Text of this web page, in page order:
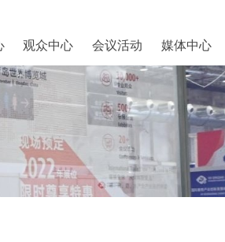
观众中心 会议活动 媒体中心